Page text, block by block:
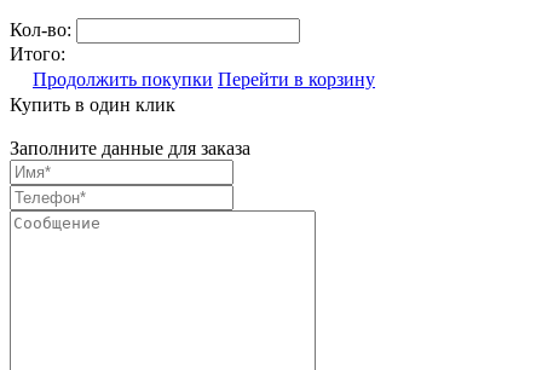
Кол-во:
Итого:
Продолжить покупки Перейти в корзину
Купить в один клик
Заполните данные для заказа